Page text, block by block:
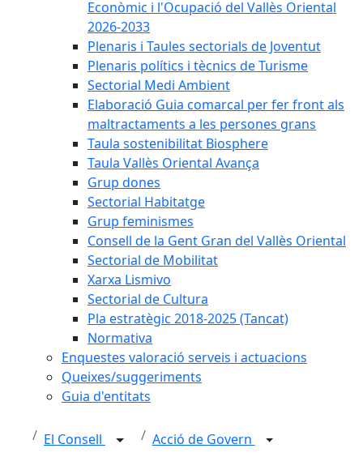
Econòmic i l'Ocupació del Vallès Oriental
2026-2033
Plenaris i Taules sectorials de Joventut
Plenaris polítics i tècnics de Turisme
Sectorial Medi Ambient
Elaboració Guia comarcal per fer front als
maltractaments a les persones grans
Taula sostenibilitat Biosphere
Taula Vallès Oriental Avança
Grup dones
Sectorial Habitatge
Grup feminismes
Consell de la Gent Gran del Vallès Oriental
Sectorial de Mobilitat
Xarxa Lismivo
Sectorial de Cultura
Pla estratègic 2018-2025 (Tancat)
Normativa
Enquestes valoració serveis i actuacions
Queixes/suggeriments
Guia d'entitats
El Consell
Acció de Govern